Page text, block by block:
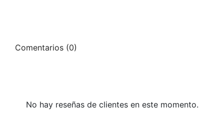
Comentarios (0)
No hay reseñas de clientes en este momento.